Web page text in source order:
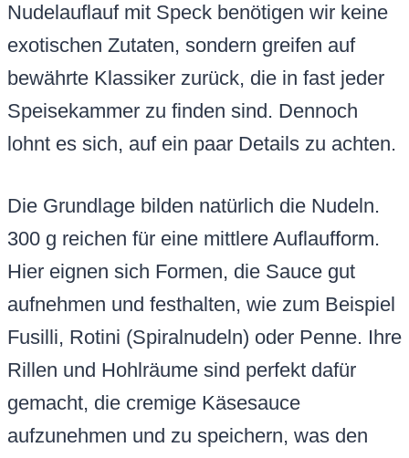
Nudelauflauf mit Speck benötigen wir keine
exotischen Zutaten, sondern greifen auf
bewährte Klassiker zurück, die in fast jeder
Speisekammer zu finden sind. Dennoch
lohnt es sich, auf ein paar Details zu achten.
Die Grundlage bilden natürlich die Nudeln.
300 g reichen für eine mittlere Auflaufform.
Hier eignen sich Formen, die Sauce gut
aufnehmen und festhalten, wie zum Beispiel
Fusilli, Rotini (Spiralnudeln) oder Penne. Ihre
Rillen und Hohlräume sind perfekt dafür
gemacht, die cremige Käsesauce
aufzunehmen und zu speichern, was den